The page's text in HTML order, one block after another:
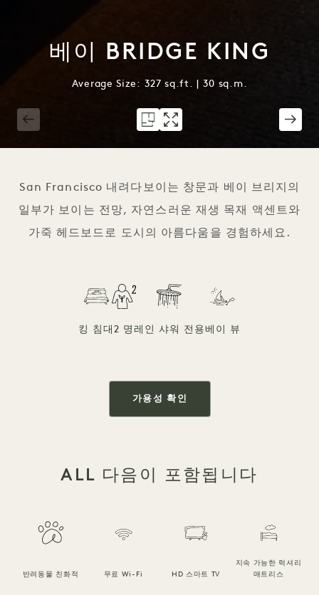
베이 BRIDGE KING
Average Size: 327 sq.ft. | 30 sq.m.
San Francisco 내려다보이는 창문과 베이 브리지의
일부가 보이는 전망, 자연스러운 재생 목재 액센트와
가죽 헤드보드로 도시의 아름다움을 경험하세요.
킹 침대2 명레인 샤워 전용베이 뷰
가용성 확인
ALL 다음이 포함됩니다
반려동물 친화적 무료 Wi-Fi HD 스마트 TV
지속 가능한 럭셔리
매트리스